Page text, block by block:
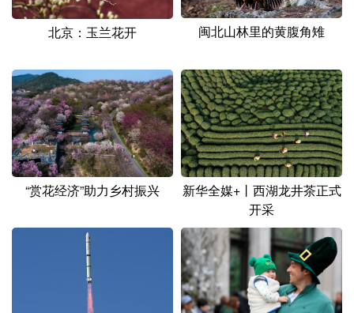
北京：玉兰花开 闽北山林里的黄腹角雉
“赏花经济”助力乡村振兴
新华全媒+丨西湖龙井茶正式
开采